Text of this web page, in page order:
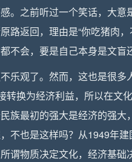
。之前听过一个笑话，大
路返回，理由是“你吃猪肉
不会，要是自己本身是文盲
乐观了。然而，这也是很多
转换为经济利益，所以在文
族最初的强大是经济的强
不也是这样吗？从1949年
谓物质决定文化，经济基